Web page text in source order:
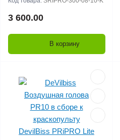
3 600.00
В корзину